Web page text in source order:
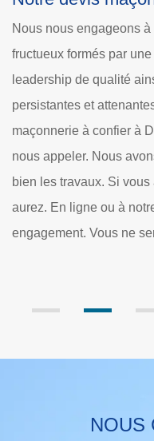
maçonnerie à
Les travaux de
certaine importance. Il
puissent consister en la
de murage des
certains cas, des
sont à faire. De telles
et il est très important de
réaliser. Dole
NOUS